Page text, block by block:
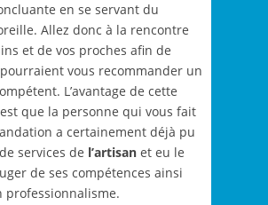
en se servant du
Allez donc à la rencontre
et de vos proches afin de
pourraient vous recommander un
L’avantage de cette
que la personne qui vous fait
a certainement déjà pu
services de l’artisan et eu le
de ses compétences ainsi
professionnalisme.